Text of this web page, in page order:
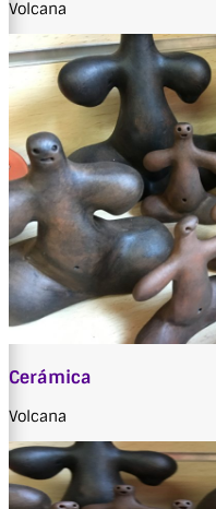
Volcana
Cerámica
Volcana